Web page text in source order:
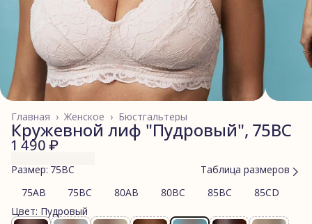
Бюстгальтеры
Женское ›
Главная ›
Кружевной лиф "Пудровый", 75BC
1 490 ₽
Размер: 75BC
Таблица размеров
75AB
75BC 80AB 80BC 85BC 85CD
Цвет: Пудровый